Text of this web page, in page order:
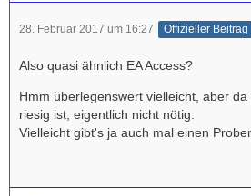
28. Februar 2017 um 16:27 Offizieller Beitrag
Also quasi ähnlich EA Access?
Hmm überlegenswert vielleicht, aber
riesig ist, eigentlich nicht nötig.
Vielleicht gibt's ja auch mal einen